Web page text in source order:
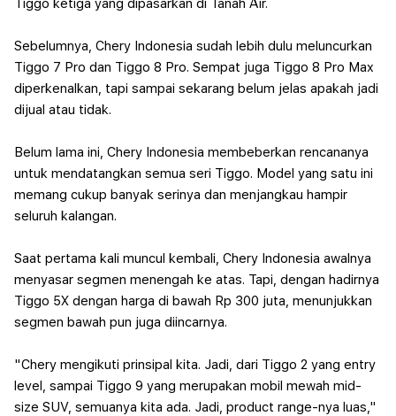
Tiggo ketiga yang dipasarkan di Tanah Air.
Sebelumnya, Chery Indonesia sudah lebih dulu meluncurkan
Tiggo 7 Pro dan Tiggo 8 Pro. Sempat juga Tiggo 8 Pro Max
diperkenalkan, tapi sampai sekarang belum jelas apakah jadi
dijual atau tidak.
Belum lama ini, Chery Indonesia membeberkan rencananya
untuk mendatangkan semua seri Tiggo. Model yang satu ini
memang cukup banyak serinya dan menjangkau hampir
seluruh kalangan.
Saat pertama kali muncul kembali, Chery Indonesia awalnya
menyasar segmen menengah ke atas. Tapi, dengan hadirnya
Tiggo 5X dengan harga di bawah Rp 300 juta, menunjukkan
segmen bawah pun juga diincarnya.
"Chery mengikuti prinsipal kita. Jadi, dari Tiggo 2 yang entry
level, sampai Tiggo 9 yang merupakan mobil mewah mid-
size SUV, semuanya kita ada. Jadi, product range-nya luas,"